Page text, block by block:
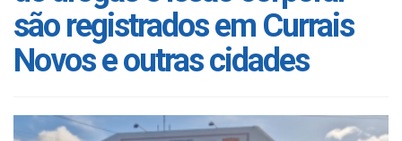
são registrados em Currais
Novos e outras cidades